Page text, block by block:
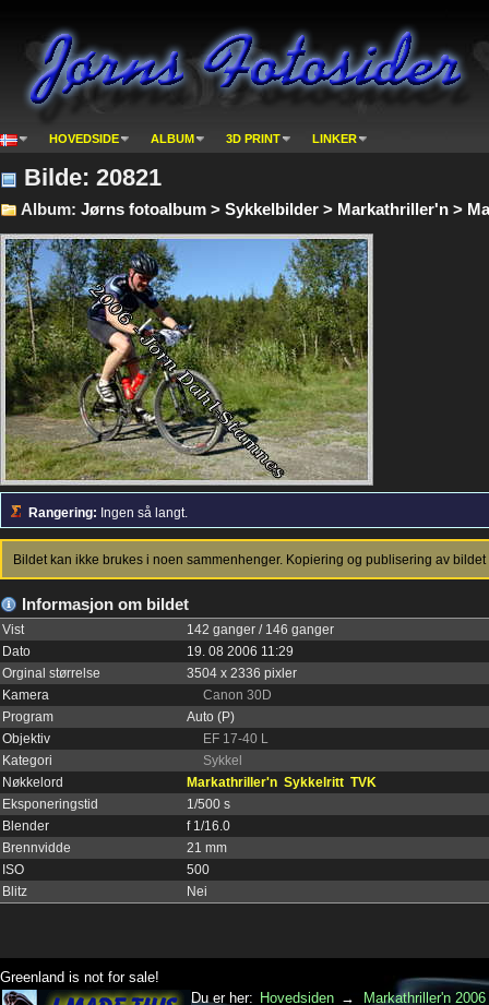
HOVEDSIDE ALBUM 3D PRINT LINKER
Bilde: 20821
Album: Jørns fotoalbum > Sykkelbilder > Markathriller'n >
Rangering: Ingen så langt.
Bildet kan ikke brukes i noen sammenhenger. Kopiering og publisering av bildet
Informasjon om bildet
Vist
142 ganger / 146 ganger
Dato
19. 08 2006 11:29
Orginal størrelse
3504 x 2336 pixler
Kamera
Canon 30D
Program
Auto (P)
Objektiv
EF 17-40 L
Kategori
Sykkel
Nøkkelord
Markathriller'n Sykkelritt TVK
Eksponeringstid
1/500 s
Blender
f 1/16.0
Brennvidde
21 mm
ISO
500
Blitz
Nei
Greenland is not for sale!
Du er her: Hovedsiden → Markathriller'n